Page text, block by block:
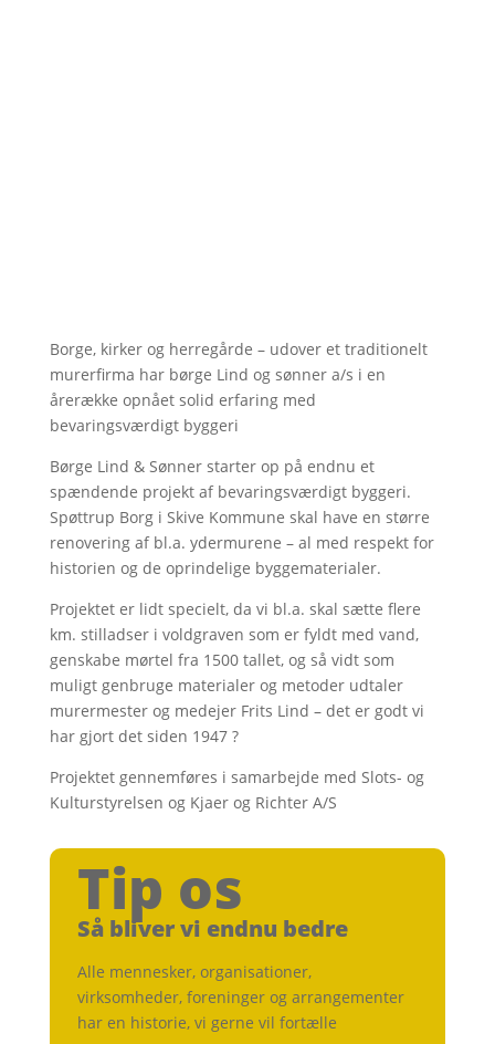
Borge, kirker og herregårde – udover et traditionelt
murerfirma har børge Lind og sønner a/s i en
årerække opnået solid erfaring med
bevaringsværdigt byggeri
Børge Lind & Sønner starter op på endnu et
spændende projekt af bevaringsværdigt byggeri.
Spøttrup Borg i Skive Kommune skal have en større
renovering af bl.a. ydermurene – al med respekt for
historien og de oprindelige byggematerialer.
Projektet er lidt specielt, da vi bl.a. skal sætte flere
km. stilladser i voldgraven som er fyldt med vand,
genskabe mørtel fra 1500 tallet, og så vidt som
muligt genbruge materialer og metoder udtaler
murermester og medejer Frits Lind – det er godt vi
har gjort det siden 1947 ?
Projektet gennemføres i samarbejde med Slots- og
Kulturstyrelsen og Kjaer og Richter A/S
Tip os
Så bliver vi endnu bedre
Alle mennesker, organisationer,
virksomheder, foreninger og arrangementer
har en historie, vi gerne vil fortælle